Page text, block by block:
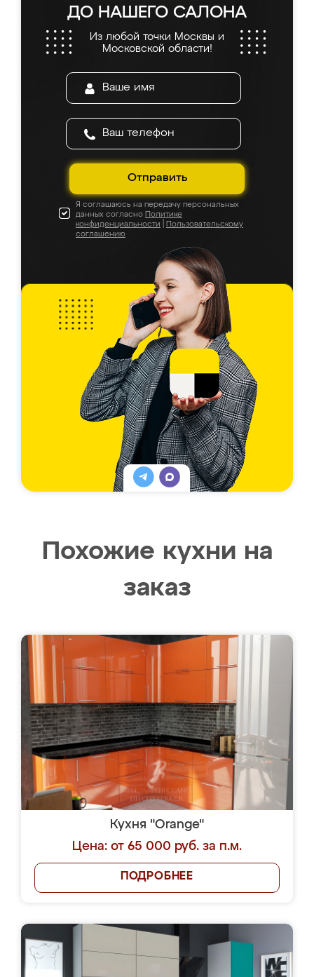
ДО НАШЕГО САЛОНА
Из любой точки Москвы и
Московской области!
Отправить
Я соглашаюсь на передачу персональных
данных согласно Политике
конфиденциальности
Пользовательскому
соглашению
Похожие кухни на
заказ
Кухня "Orange"
Цена: от 65 000 руб. за п.м.
ПОДРОБНЕЕ